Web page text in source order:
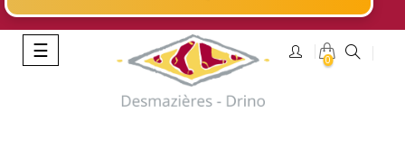
Basculer
la
☰ 0